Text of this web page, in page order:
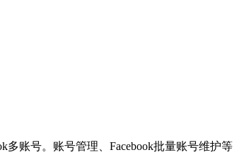
账号。账号管理、Facebook批量账号维护等